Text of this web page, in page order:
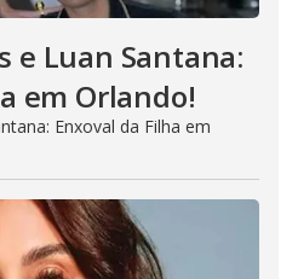
e Luan Santana:
em Orlando!
Enxoval da Filha em